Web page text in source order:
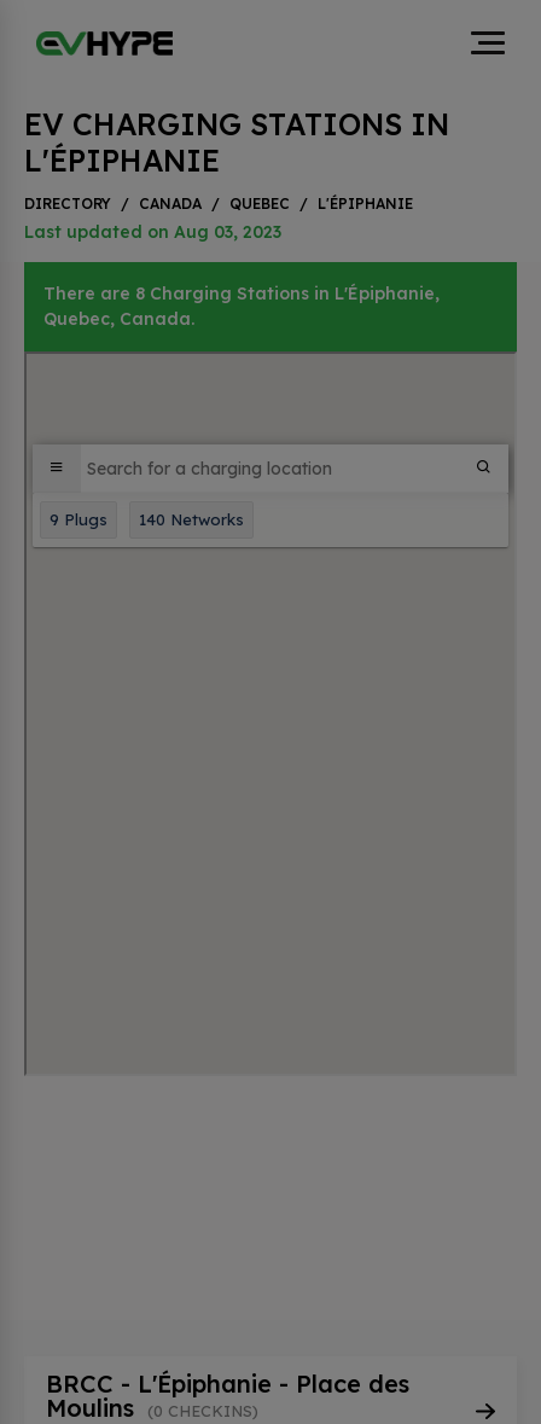
EV CHARGING STATIONS IN
L'ÉPIPHANIE
DIRECTORY / CANADA / QUEBEC / L'ÉPIPHANIE
Last updated on Aug 03, 2023
There are 8 Charging Stations in L'Épiphanie,
Quebec, Canada.
BRCC - L'Épiphanie - Place des
Moulins
(0 CHECKINS)